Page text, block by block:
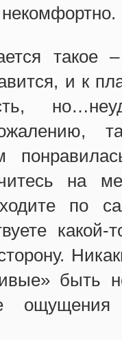
некомфортно.
такое
и к
на
по
быть